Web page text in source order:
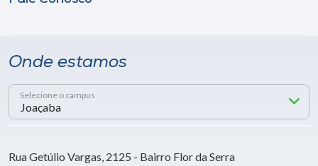
Onde estamos
Selecione o campus
Rua Getúlio Vargas, 2125 - Bairro Flor da Serra